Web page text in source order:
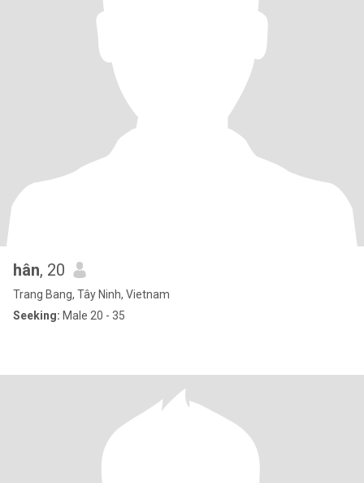
hân, 20
Trang Bang, Tây Ninh, Vietnam
Seeking: Male 20 - 35